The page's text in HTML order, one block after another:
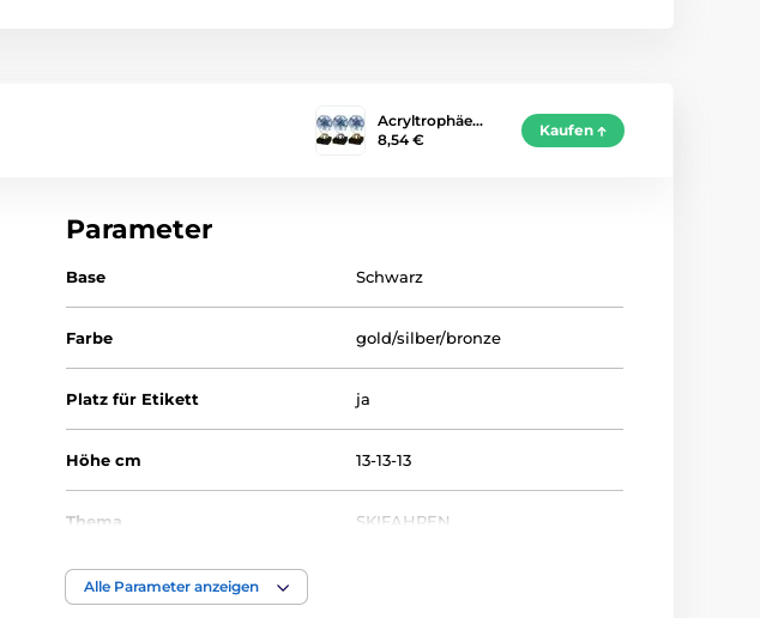
Acryltrophäe…
8,54 €
Kaufen
Parameter
Base Schwarz
Farbe gold/silber/bronze
Platz für Etikett ja
Höhe cm 13-13-13
Thema SKIFAHREN
Auszeichnungstyp
Alle Parameter anzeigen